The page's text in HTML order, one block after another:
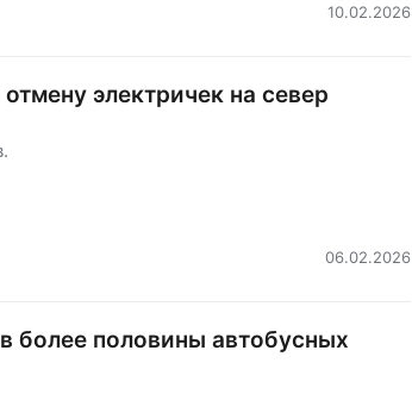
10.02.2026
электричек на север
06.02.2026
более половины автобусных